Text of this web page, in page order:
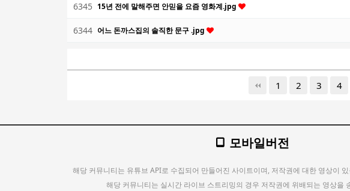
6345 15년 전에 말해주면 안믿을 요즘 영화계.jpg
6344 어느 돈까스집의 솔직한 문구 .jpg
1 2 3 4
모바일버전
해당 커뮤니티는 유튜브 API로 수집되어 만들어진 사이트이며, 저작권에 대한 영상이
해당 커뮤니티는 실시간 라이브 스트리밍의 경우 저작권에 위배되는 영상을